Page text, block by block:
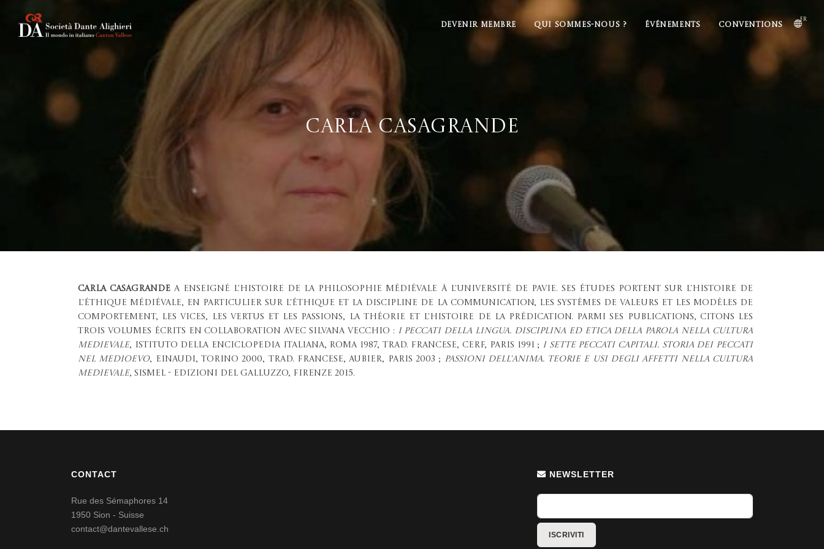
fr
DEVENIR MEMBRE QUI SOMMES-NOUS ? ÉVÉNEMENTS CONVENTIONS
Carla Casagrande
Carla Casagrande a enseigné l'Histoire de la philosophie médiévale à l'Université de Pavie. Ses études portent sur l'histoire de
l'éthique médiévale, en particulier sur l'éthique et la discipline de la communication, les systèmes de valeurs et les modèles de
comportement, les vices, les vertus et les passions, la théorie et l'histoire de la prédication. Parmi ses publications, citons les
trois volumes écrits en collaboration avec Silvana Vecchio : I peccati della lingua. Disciplina ed etica della parola nella cultura
medievale, Istituto della Enciclopedia Italiana, Roma 1987, trad. francese, Cerf, Paris 1991 ; I sette peccati capitali. Storia dei peccati
nel Medioevo, Einaudi, Torino 2000, trad. francese, Aubier, Paris 2003 ; Passioni dell'anima. Teorie e usi degli affetti nella cultura
medievale, SISMEL - Edizioni del Galluzzo, Firenze 2015.
CONTACT
Rue des Sémaphores 14
1950 Sion - Suisse
contact@dantevallese.ch
NEWSLETTER